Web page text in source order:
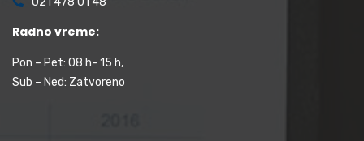
Radno vreme:
Pon – Pet: 08 h- 15 h,
Sub – Ned: Zatvoreno